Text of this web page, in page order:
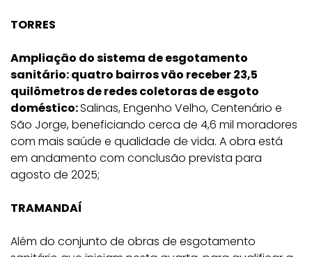
TORRES
Ampliação do sistema de esgotamento
sanitário: quatro bairros vão receber 23,5
quilômetros de redes coletoras de esgoto
doméstico:Salinas, Engenho Velho, Centenário e
São Jorge, beneficiando cerca de 4,6 mil moradores
com mais saúde e qualidade de vida. A obra está
em andamento com conclusão prevista para
agosto de 2025;
TRAMANDAÍ
Além do conjunto de obras de esgotamento